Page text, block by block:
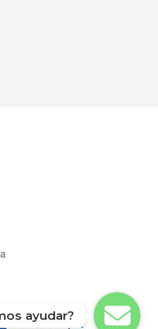
ayudar?